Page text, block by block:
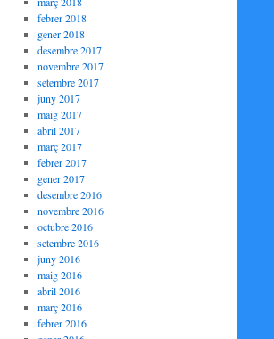
febrer 2018
gener 2018
desembre 2017
novembre 2017
setembre 2017
juny 2017
maig 2017
abril 2017
març 2017
febrer 2017
gener 2017
desembre 2016
novembre 2016
octubre 2016
setembre 2016
juny 2016
maig 2016
abril 2016
març 2016
febrer 2016